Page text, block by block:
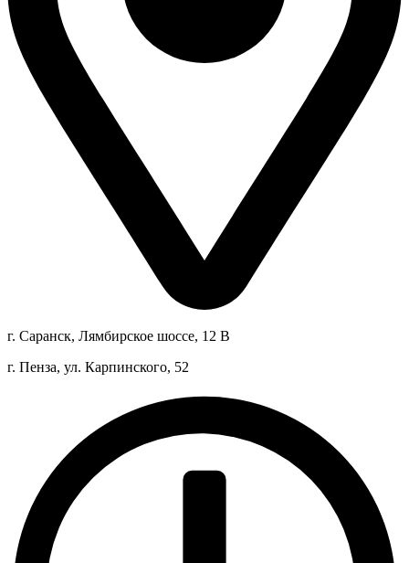
г. Саранск, Лямбирское шоссе, 12 В
г. Пенза, ул. Карпинского, 52